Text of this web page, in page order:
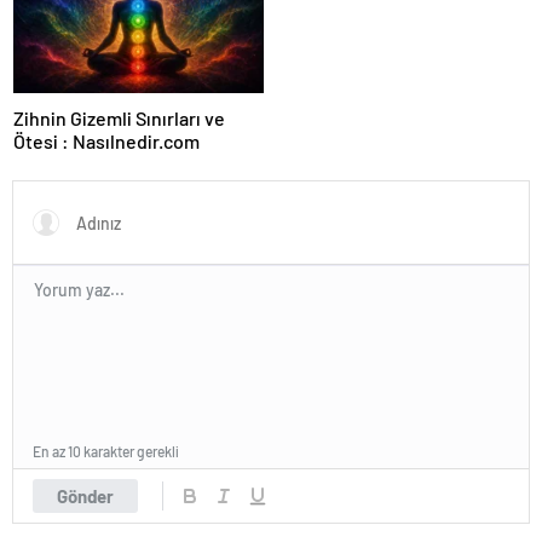
Zihnin Gizemli Sınırları ve
Ötesi : Nasılnedir.com
Gönder
En az 10 karakter gerekli